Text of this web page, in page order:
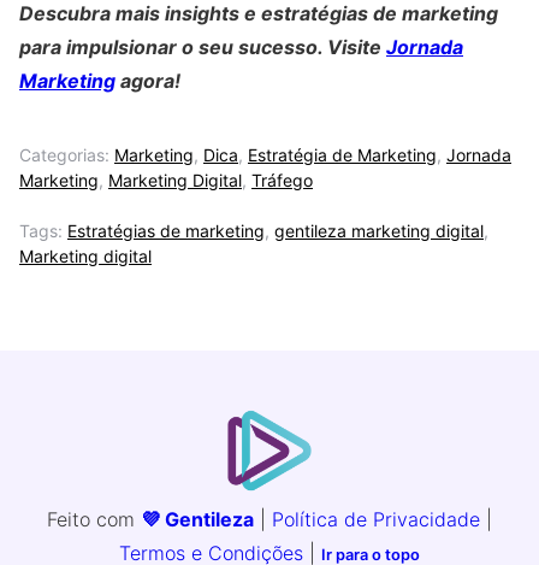
Descubra mais insights e estratégias de marketing
para impulsionar o seu sucesso. Visite Jornada
Marketing agora!
Categorias: Marketing, Dica, Estratégia de Marketing, Jornada
Marketing, Marketing Digital, Tráfego
Tags: Estratégias de marketing, gentileza marketing digital,
Marketing digital
Feito com 💜 Gentileza Política de Privacidade
Termos e Condições
Ir para o topo